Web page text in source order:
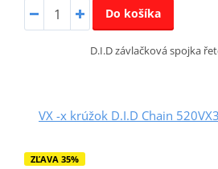
Do košíka
D.I.D závlačková spojka
VX -x krúžok D.I.D Chain
ZĽAVA 35%